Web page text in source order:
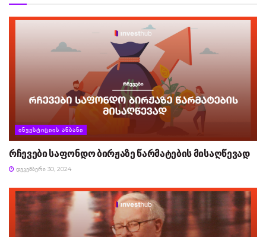
ᲘᲜᲕᲔᲡᲢᲘᲪᲘᲘᲡ ᲐᲜᲑᲐᲜᲘ
რჩევები საფონდო ბირჟაზე წარმატების მისაღწევად
ᲓᲔᲙᲔᲛᲑᲔᲠᲘ 30, 2024